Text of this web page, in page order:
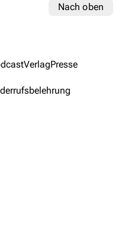
Nach oben
VerlagPresse